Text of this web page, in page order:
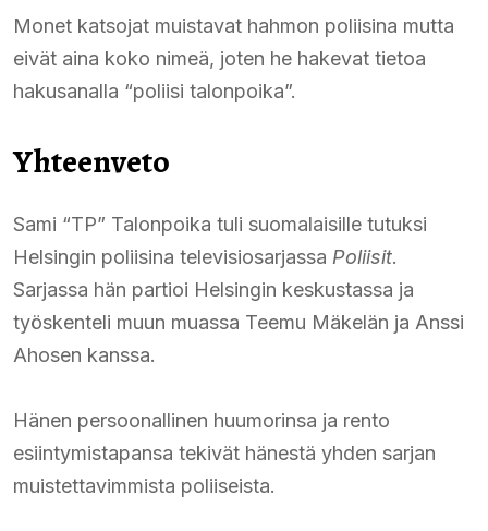
Monet katsojat muistavat hahmon poliisina mutta
eivät aina koko nimeä, joten he hakevat tietoa
hakusanalla “poliisi talonpoika”.
Yhteenveto
Sami “TP” Talonpoika tuli suomalaisille tutuksi
Helsingin poliisina televisiosarjassa Poliisit.
Sarjassa hän partioi Helsingin keskustassa ja
työskenteli muun muassa Teemu Mäkelän ja Anssi
Ahosen kanssa.
Hänen persoonallinen huumorinsa ja rento
esiintymistapansa tekivät hänestä yhden sarjan
muistettavimmista poliiseista.